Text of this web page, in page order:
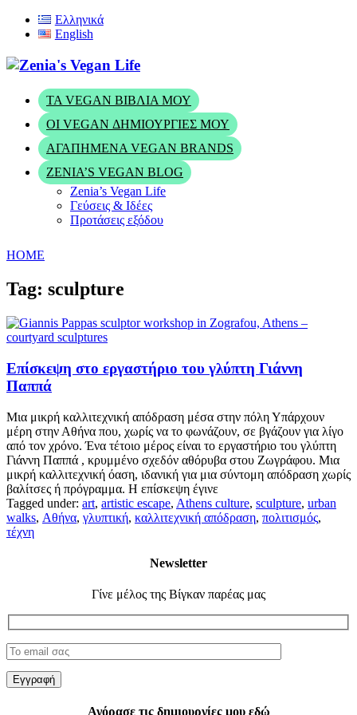
Ελληνικά
English
ΤΑ VEGAN ΒΙΒΛΊΑ ΜΟΥ
ΟΙ VEGAN ΔΗΜΙΟΥΡΓΊΕΣ ΜΟΥ
ΑΓΑΠΗΜΈΝΑ VEGAN BRANDS
ZENIA’S VEGAN BLOG
Zenia’s Vegan Life
Γεύσεις & Ιδέες
Προτάσεις εξόδου
HOME
Tag: sculpture
Επίσκεψη στο εργαστήριο του γλύπτη Γιάννη
Παππά
Μια μικρή καλλιτεχνική απόδραση μέσα στην πόλη Υπάρχουν
μέρη στην Αθήνα που, χωρίς να το φωνάζουν, σε βγάζουν για λίγο
από τον χρόνο. Ένα τέτοιο μέρος είναι το εργαστήριο του γλύπτη
Γιάννη Παππά , κρυμμένο σχεδόν αθόρυβα στου Ζωγράφου. Μια
μικρή καλλιτεχνική όαση, ιδανική για μια σύντομη απόδραση χωρίς
βαλίτσες ή πρόγραμμα. Η επίσκεψη έγινε
Tagged under: art, artistic escape, Athens culture, sculpture, urban
walks, Αθήνα, γλυπτική, καλλιτεχνική απόδραση, πολιτισμός,
τέχνη
Newsletter
Γίνε μέλος της Βίγκαν παρέας μας
Αγόρασε τις δημιουργίες μου εδώ